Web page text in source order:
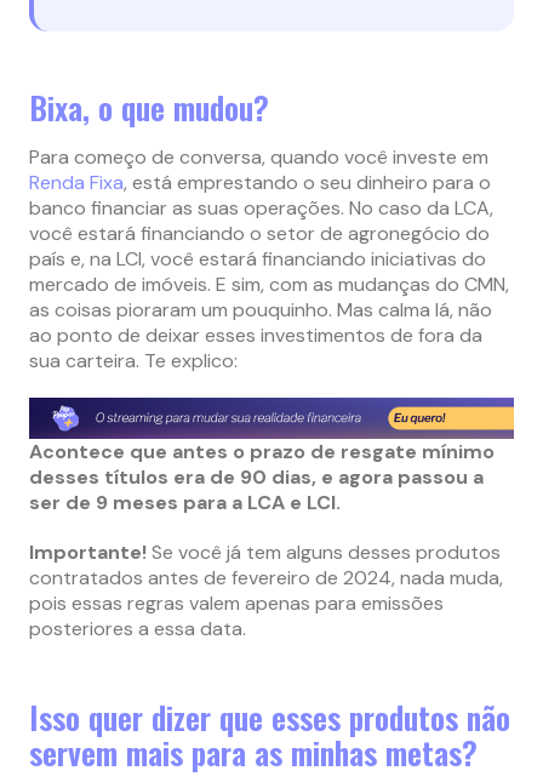
Bixa, o que mudou?
Para começo de conversa, quando você investe em
Renda Fixa, está emprestando o seu dinheiro para o
banco financiar as suas operações. No caso da LCA,
você estará financiando o setor de agronegócio do
país e, na LCI, você estará financiando iniciativas do
mercado de imóveis. E sim, com as mudanças do CMN,
as coisas pioraram um pouquinho. Mas calma lá, não
ao ponto de deixar esses investimentos de fora da
sua carteira. Te explico:
Acontece que antes o prazo de resgate mínimo
desses títulos era de 90 dias, e agora passou a
ser de 9 meses para a LCA e LCI.
Importante!Se você já tem alguns desses produtos
contratados antes de fevereiro de 2024, nada muda,
pois essas regras valem apenas para emissões
posteriores a essa data.
Isso quer dizer que esses produtos não
servem mais para as minhas metas?